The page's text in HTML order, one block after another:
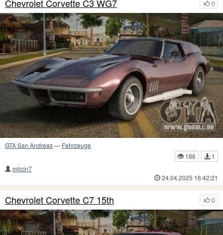
0
Chevrolet Corvette C3 WG7
GTA San Andreas— Fahrzeuge
186
1
milcin7
24.04.2025 16:42:21
0
Chevrolet Corvette C7 15th